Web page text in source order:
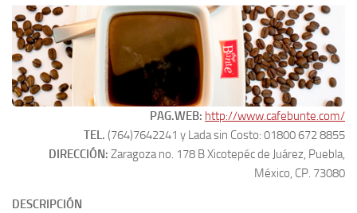
PAG.WEB: http://www.cafebunte.com/
TEL. (764)7642241 y Lada sin Costo: 01800 672 8855
DIRECCIÓN: Zaragoza no. 178 B Xicotepéc de Juárez, Puebla,
México, CP. 73080
DESCRIPCIÓN